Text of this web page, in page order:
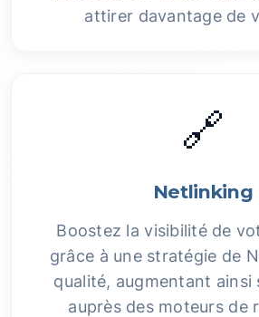
attirer davantage de
🔗
Netlinking
Boostez la visibilité de
grâce à une stratégie de
qualité, augmentant ainsi
auprès des moteurs de